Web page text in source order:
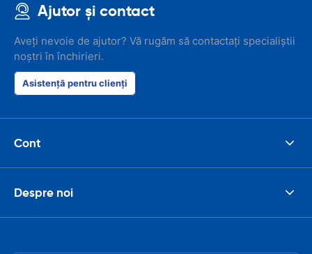
Ajutor și contact
Aveți nevoie de ajutor? Vă rugăm să contactați specialiștii
noștri în închirieri.
Asistență pentru clienți
Cont
Despre noi